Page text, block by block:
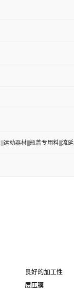
运动器材|||瓶盖专用料|||流
良好的加工性
层压膜